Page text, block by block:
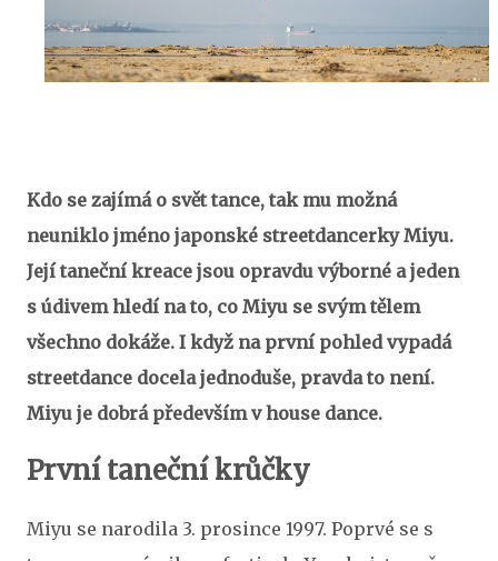
Kdo se zajímá o svět tance, tak mu možná
neuniklo jméno japonské streetdancerky Miyu.
Její taneční kreace jsou opravdu výborné a jeden
s údivem hledí na to, co Miyu se svým tělem
všechno dokáže. I když na první pohled vypadá
streetdance docela jednoduše, pravda to není.
Miyu je dobrá především v house dance.
První taneční krůčky
Miyu se narodila 3. prosince 1997. Poprvé se s